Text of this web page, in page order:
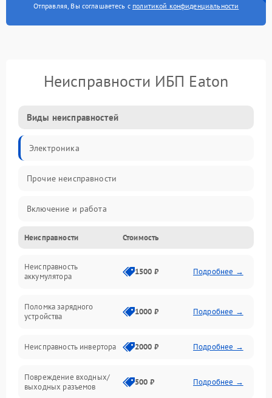
Отправляя, Вы соглашаетесь с политикой конфиденциальности
Неисправности ИБП Eaton
Виды неисправностей
Электроника
Прочие неисправности
Включение и работа
Работа с нагрузкой
Звук и индикация
Механические повреждения
Неисправности Стоимость
Неисправность
аккумулятора
1500 ₽ Подробнее →
Поломка зарядного
устройства
1000 ₽ Подробнее →
Неисправность инвертора 2000 ₽ Подробнее →
Повреждение входных/
выходных разъемов
500 ₽ Подробнее →